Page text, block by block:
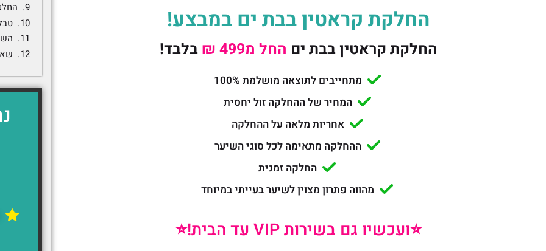
החלקת קראטין בבת ים במבצע!
החלקת קראטין בבת ים החל מ499 ₪ בלבד!
מתחייבים לתוצאה מושלמת 100%
המחיר של ההחלקה זול יחסית
אחריות מלאה על ההחלקה
ההחלקה מתאימה לכל סוגי השיער
החלקה זמנית
מהווה פתרון מצוין לשיער בעייתי במיוחד
⭐️ועכשיו גם בשירות VIP עד הבית!⭐️